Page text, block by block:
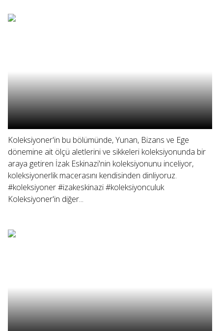
Koleksiyoner'in bu bölümünde, Yunan, Bizans ve Ege
dönemine ait ölçü aletlerini ve sikkeleri koleksiyonunda bir
araya getiren İzak Eskinazi'nin koleksiyonunu inceliyor,
koleksiyonerlik macerasını kendisinden dinliyoruz.
#koleksiyoner #izakeskinazi #koleksiyonculuk
Koleksiyoner'in diğer...